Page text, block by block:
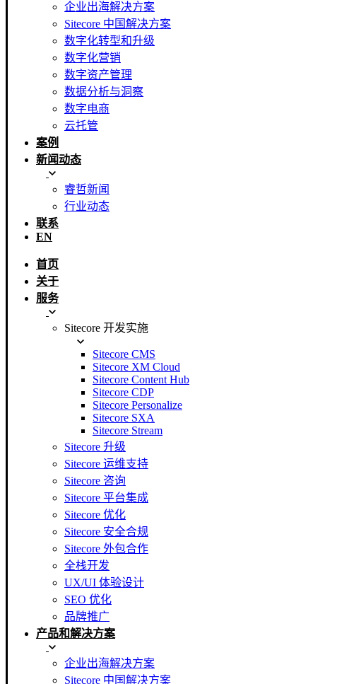
企业出海解决方案
Sitecore 中国解决方案
数字化转型和升级
数字化营销
数字资产管理
数据分析与洞察
数字电商
云托管
案例
新闻动态
睿哲新闻
行业动态
联系
EN
首页
关于
服务
Sitecore 开发实施
Sitecore CMS
Sitecore XM Cloud
Sitecore Content Hub
Sitecore CDP
Sitecore Personalize
Sitecore SXA
Sitecore Stream
Sitecore 升级
Sitecore 运维支持
Sitecore 咨询
Sitecore 平台集成
Sitecore 优化
Sitecore 安全合规
Sitecore 外包合作
全栈开发
UX/UI 体验设计
SEO 优化
品牌推广
产品和解决方案
企业出海解决方案
Sitecore 中国解决方案